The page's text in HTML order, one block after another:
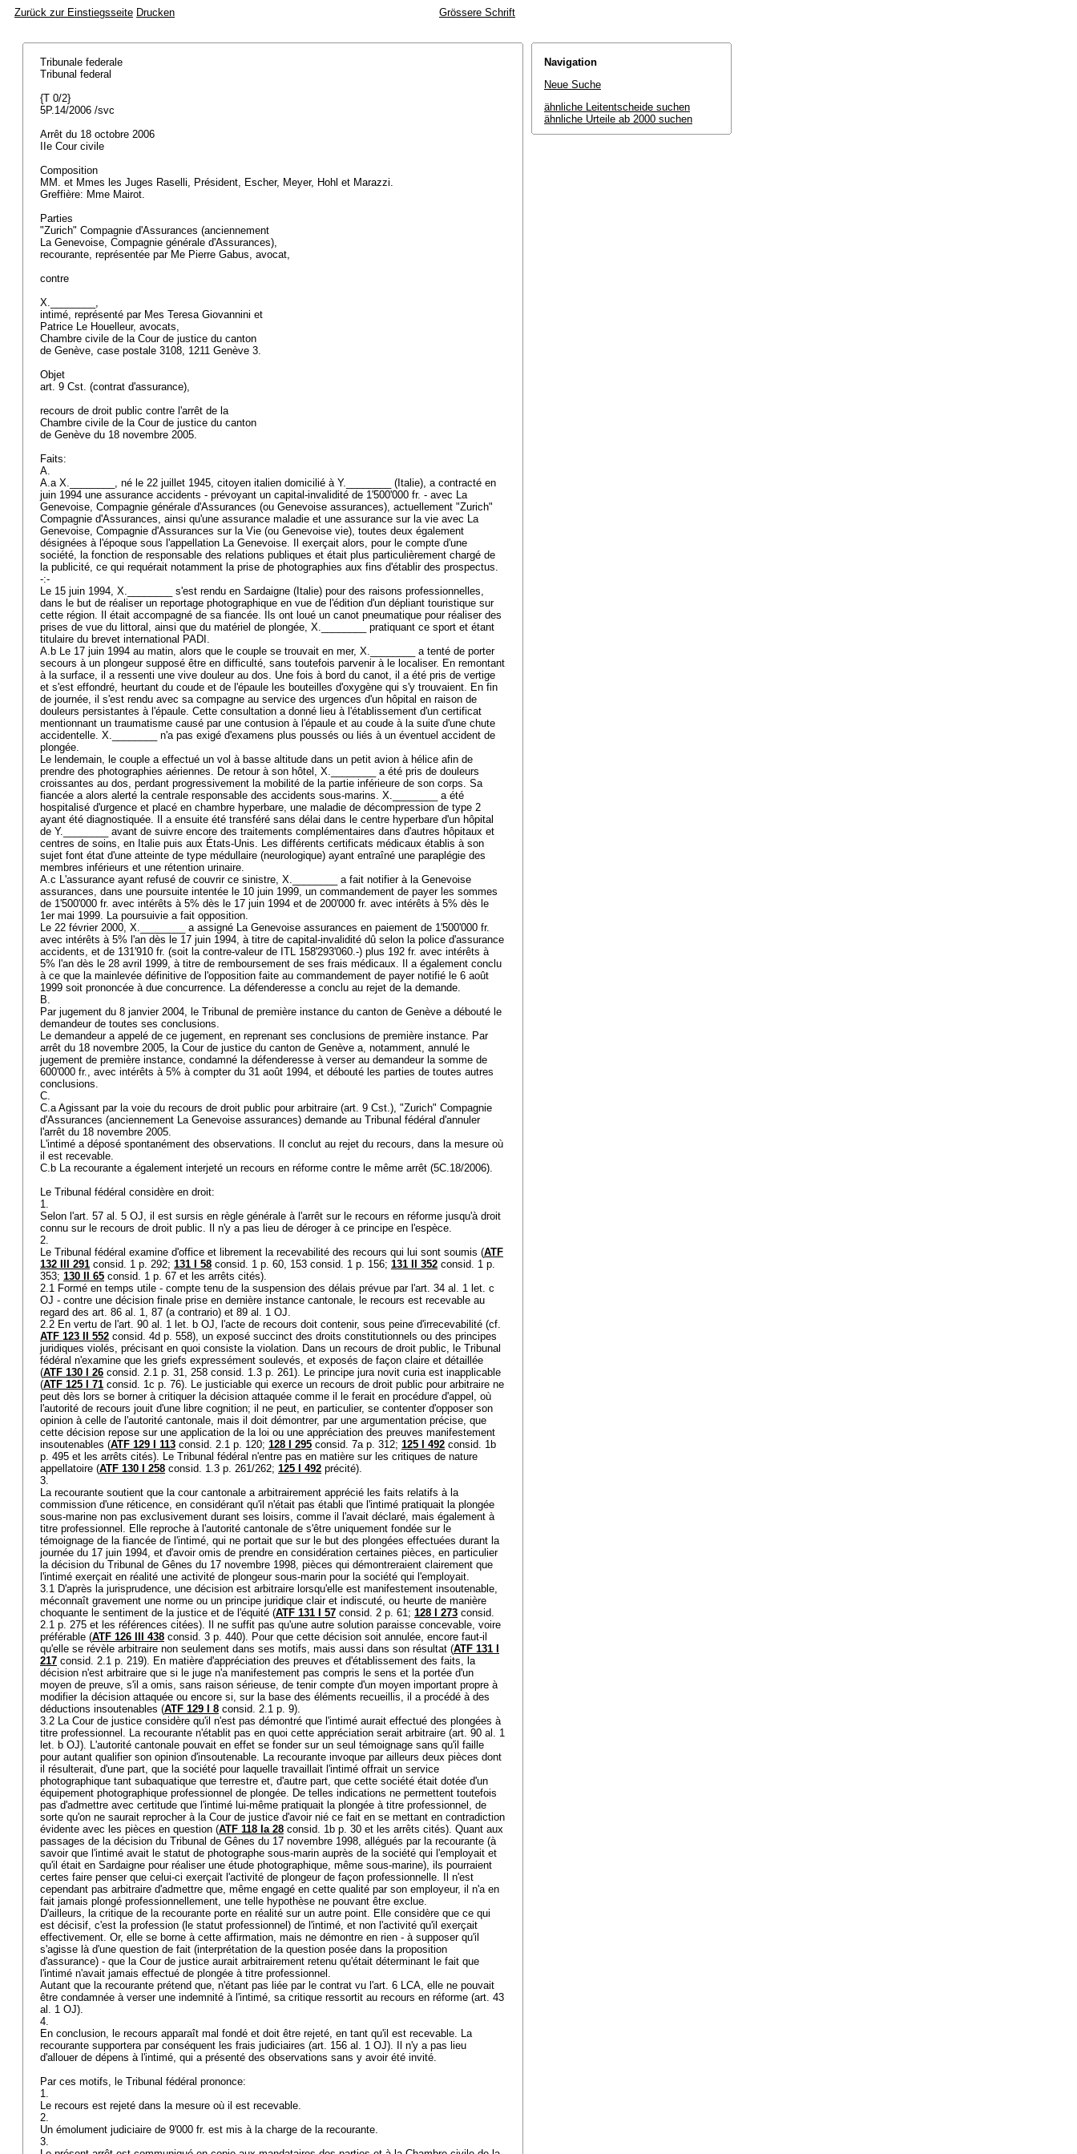
Zurück zur Einstiegsseite Drucken Grössere Schrift
Tribunale federale
Tribunal federal
{T 0/2}
5P.14/2006 /svc
Arrêt du 18 octobre 2006
IIe Cour civile
Composition
MM. et Mmes les Juges Raselli, Président, Escher, Meyer, Hohl et Marazzi.
Greffière: Mme Mairot.
Parties
"Zurich" Compagnie d'Assurances (anciennement
La Genevoise, Compagnie générale d'Assurances),
recourante, représentée par Me Pierre Gabus, avocat,
contre
X.________,
intimé, représenté par Mes Teresa Giovannini et
Patrice Le Houelleur, avocats,
Chambre civile de la Cour de justice du canton
de Genève, case postale 3108, 1211 Genève 3.
Objet
art. 9 Cst. (contrat d'assurance),
recours de droit public contre l'arrêt de la
Chambre civile de la Cour de justice du canton
de Genève du 18 novembre 2005.
Faits:
A.
A.a X.________, né le 22 juillet 1945, citoyen italien domicilié à Y.________ (Italie), a contracté en
juin 1994 une assurance accidents - prévoyant un capital-invalidité de 1'500'000 fr. - avec La
Genevoise, Compagnie générale d'Assurances (ou Genevoise assurances), actuellement "Zurich"
Compagnie d'Assurances, ainsi qu'une assurance maladie et une assurance sur la vie avec La
Genevoise, Compagnie d'Assurances sur la Vie (ou Genevoise vie), toutes deux également
désignées à l'époque sous l'appellation La Genevoise. Il exerçait alors, pour le compte d'une
société, la fonction de responsable des relations publiques et était plus particulièrement chargé de
la publicité, ce qui requérait notamment la prise de photographies aux fins d'établir des prospectus.
-:-
Le 15 juin 1994, X.________ s'est rendu en Sardaigne (Italie) pour des raisons professionnelles,
dans le but de réaliser un reportage photographique en vue de l'édition d'un dépliant touristique sur
cette région. Il était accompagné de sa fiancée. Ils ont loué un canot pneumatique pour réaliser des
prises de vue du littoral, ainsi que du matériel de plongée, X.________ pratiquant ce sport et étant
titulaire du brevet international PADI.
A.b Le 17 juin 1994 au matin, alors que le couple se trouvait en mer, X.________ a tenté de porter
secours à un plongeur supposé être en difficulté, sans toutefois parvenir à le localiser. En remontant
à la surface, il a ressenti une vive douleur au dos. Une fois à bord du canot, il a été pris de vertige
et s'est effondré, heurtant du coude et de l'épaule les bouteilles d'oxygène qui s'y trouvaient. En fin
de journée, il s'est rendu avec sa compagne au service des urgences d'un hôpital en raison de
douleurs persistantes à l'épaule. Cette consultation a donné lieu à l'établissement d'un certificat
mentionnant un traumatisme causé par une contusion à l'épaule et au coude à la suite d'une chute
accidentelle. X.________ n'a pas exigé d'examens plus poussés ou liés à un éventuel accident de
plongée.
Le lendemain, le couple a effectué un vol à basse altitude dans un petit avion à hélice afin de
prendre des photographies aériennes. De retour à son hôtel, X.________ a été pris de douleurs
croissantes au dos, perdant progressivement la mobilité de la partie inférieure de son corps. Sa
fiancée a alors alerté la centrale responsable des accidents sous-marins. X.________ a été
hospitalisé d'urgence et placé en chambre hyperbare, une maladie de décompression de type 2
ayant été diagnostiquée. Il a ensuite été transféré sans délai dans le centre hyperbare d'un hôpital
de Y.________ avant de suivre encore des traitements complémentaires dans d'autres hôpitaux et
centres de soins, en Italie puis aux États-Unis. Les différents certificats médicaux établis à son
sujet font état d'une atteinte de type médullaire (neurologique) ayant entraîné une paraplégie des
membres inférieurs et une rétention urinaire.
A.c L'assurance ayant refusé de couvrir ce sinistre, X.________ a fait notifier à la Genevoise
assurances, dans une poursuite intentée le 10 juin 1999, un commandement de payer les sommes
de 1'500'000 fr. avec intérêts à 5% dès le 17 juin 1994 et de 200'000 fr. avec intérêts à 5% dès le
1er mai 1999. La poursuivie a fait opposition.
Le 22 février 2000, X.________ a assigné La Genevoise assurances en paiement de 1'500'000 fr.
avec intérêts à 5% l'an dès le 17 juin 1994, à titre de capital-invalidité dû selon la police d'assurance
accidents, et de 131'910 fr. (soit la contre-valeur de ITL 158'293'060.-) plus 192 fr. avec intérêts à
5% l'an dès le 28 avril 1999, à titre de remboursement de ses frais médicaux. Il a également conclu
à ce que la mainlevée définitive de l'opposition faite au commandement de payer notifié le 6 août
1999 soit prononcée à due concurrence. La défenderesse a conclu au rejet de la demande.
B.
Par jugement du 8 janvier 2004, le Tribunal de première instance du canton de Genève a débouté le
demandeur de toutes ses conclusions.
Le demandeur a appelé de ce jugement, en reprenant ses conclusions de première instance. Par
arrêt du 18 novembre 2005, la Cour de justice du canton de Genève a, notamment, annulé le
jugement de première instance, condamné la défenderesse à verser au demandeur la somme de
600'000 fr., avec intérêts à 5% à compter du 31 août 1994, et débouté les parties de toutes autres
conclusions.
C.
C.a Agissant par la voie du recours de droit public pour arbitraire (art. 9 Cst.), "Zurich" Compagnie
d'Assurances (anciennement La Genevoise assurances) demande au Tribunal fédéral d'annuler
l'arrêt du 18 novembre 2005.
L'intimé a déposé spontanément des observations. Il conclut au rejet du recours, dans la mesure où
il est recevable.
C.b La recourante a également interjeté un recours en réforme contre le même arrêt (5C.18/2006).
Le Tribunal fédéral considère en droit:
1.
Selon l'art. 57 al. 5 OJ, il est sursis en règle générale à l'arrêt sur le recours en réforme jusqu'à droit
connu sur le recours de droit public. Il n'y a pas lieu de déroger à ce principe en l'espèce.
2.
Le Tribunal fédéral examine d'office et librement la recevabilité des recours qui lui sont soumis (ATF
132 III 291 consid. 1 p. 292; 131 I 58 consid. 1 p. 60, 153 consid. 1 p. 156; 131 II 352 consid. 1 p.
353; 130 II 65 consid. 1 p. 67 et les arrêts cités).
2.1 Formé en temps utile - compte tenu de la suspension des délais prévue par l'art. 34 al. 1 let. c
OJ - contre une décision finale prise en dernière instance cantonale, le recours est recevable au
regard des art. 86 al. 1, 87 (a contrario) et 89 al. 1 OJ.
2.2 En vertu de l'art. 90 al. 1 let. b OJ, l'acte de recours doit contenir, sous peine d'irrecevabilité (cf.
ATF 123 II 552 consid. 4d p. 558), un exposé succinct des droits constitutionnels ou des principes
juridiques violés, précisant en quoi consiste la violation. Dans un recours de droit public, le Tribunal
fédéral n'examine que les griefs expressément soulevés, et exposés de façon claire et détaillée
(ATF 130 I 26 consid. 2.1 p. 31, 258 consid. 1.3 p. 261). Le principe jura novit curia est inapplicable
(ATF 125 I 71 consid. 1c p. 76). Le justiciable qui exerce un recours de droit public pour arbitraire ne
peut dès lors se borner à critiquer la décision attaquée comme il le ferait en procédure d'appel, où
l'autorité de recours jouit d'une libre cognition; il ne peut, en particulier, se contenter d'opposer son
opinion à celle de l'autorité cantonale, mais il doit démontrer, par une argumentation précise, que
cette décision repose sur une application de la loi ou une appréciation des preuves manifestement
insoutenables (ATF 129 I 113 consid. 2.1 p. 120; 128 I 295 consid. 7a p. 312; 125 I 492 consid. 1b
p. 495 et les arrêts cités). Le Tribunal fédéral n'entre pas en matière sur les critiques de nature
appellatoire (ATF 130 I 258 consid. 1.3 p. 261/262; 125 I 492 précité).
3.
La recourante soutient que la cour cantonale a arbitrairement apprécié les faits relatifs à la
commission d'une réticence, en considérant qu'il n'était pas établi que l'intimé pratiquait la plongée
sous-marine non pas exclusivement durant ses loisirs, comme il l'avait déclaré, mais également à
titre professionnel. Elle reproche à l'autorité cantonale de s'être uniquement fondée sur le
témoignage de la fiancée de l'intimé, qui ne portait que sur le but des plongées effectuées durant la
journée du 17 juin 1994, et d'avoir omis de prendre en considération certaines pièces, en particulier
la décision du Tribunal de Gênes du 17 novembre 1998, pièces qui démontreraient clairement que
l'intimé exerçait en réalité une activité de plongeur sous-marin pour la société qui l'employait.
3.1 D'après la jurisprudence, une décision est arbitraire lorsqu'elle est manifestement insoutenable,
méconnaît gravement une norme ou un principe juridique clair et indiscuté, ou heurte de manière
choquante le sentiment de la justice et de l'équité (ATF 131 I 57 consid. 2 p. 61; 128 I 273 consid.
2.1 p. 275 et les références citées). Il ne suffit pas qu'une autre solution paraisse concevable, voire
préférable (ATF 126 III 438 consid. 3 p. 440). Pour que cette décision soit annulée, encore faut-il
qu'elle se révèle arbitraire non seulement dans ses motifs, mais aussi dans son résultat (ATF 131 I
217 consid. 2.1 p. 219). En matière d'appréciation des preuves et d'établissement des faits, la
décision n'est arbitraire que si le juge n'a manifestement pas compris le sens et la portée d'un
moyen de preuve, s'il a omis, sans raison sérieuse, de tenir compte d'un moyen important propre à
modifier la décision attaquée ou encore si, sur la base des éléments recueillis, il a procédé à des
déductions insoutenables (ATF 129 I 8 consid. 2.1 p. 9).
3.2 La Cour de justice considère qu'il n'est pas démontré que l'intimé aurait effectué des plongées à
titre professionnel. La recourante n'établit pas en quoi cette appréciation serait arbitraire (art. 90 al. 1
let. b OJ). L'autorité cantonale pouvait en effet se fonder sur un seul témoignage sans qu'il faille
pour autant qualifier son opinion d'insoutenable. La recourante invoque par ailleurs deux pièces dont
il résulterait, d'une part, que la société pour laquelle travaillait l'intimé offrait un service
photographique tant subaquatique que terrestre et, d'autre part, que cette société était dotée d'un
équipement photographique professionnel de plongée. De telles indications ne permettent toutefois
pas d'admettre avec certitude que l'intimé lui-même pratiquait la plongée à titre professionnel, de
sorte qu'on ne saurait reprocher à la Cour de justice d'avoir nié ce fait en se mettant en contradiction
évidente avec les pièces en question (ATF 118 Ia 28 consid. 1b p. 30 et les arrêts cités). Quant aux
passages de la décision du Tribunal de Gênes du 17 novembre 1998, allégués par la recourante (à
savoir que l'intimé avait le statut de photographe sous-marin auprès de la société qui l'employait et
qu'il était en Sardaigne pour réaliser une étude photographique, même sous-marine), ils pourraient
certes faire penser que celui-ci exerçait l'activité de plongeur de façon professionnelle. Il n'est
cependant pas arbitraire d'admettre que, même engagé en cette qualité par son employeur, il n'a en
fait jamais plongé professionnellement, une telle hypothèse ne pouvant être exclue.
D'ailleurs, la critique de la recourante porte en réalité sur un autre point. Elle considère que ce qui
est décisif, c'est la profession (le statut professionnel) de l'intimé, et non l'activité qu'il exerçait
effectivement. Or, elle se borne à cette affirmation, mais ne démontre en rien - à supposer qu'il
s'agisse là d'une question de fait (interprétation de la question posée dans la proposition
d'assurance) - que la Cour de justice aurait arbitrairement retenu qu'était déterminant le fait que
l'intimé n'avait jamais effectué de plongée à titre professionnel.
Autant que la recourante prétend que, n'étant pas liée par le contrat vu l'art. 6 LCA, elle ne pouvait
être condamnée à verser une indemnité à l'intimé, sa critique ressortit au recours en réforme (art. 43
al. 1 OJ).
4.
En conclusion, le recours apparaît mal fondé et doit être rejeté, en tant qu'il est recevable. La
recourante supportera par conséquent les frais judiciaires (art. 156 al. 1 OJ). Il n'y a pas lieu
d'allouer de dépens à l'intimé, qui a présenté des observations sans y avoir été invité.
Par ces motifs, le Tribunal fédéral prononce:
1.
Le recours est rejeté dans la mesure où il est recevable.
2.
Un émolument judiciaire de 9'000 fr. est mis à la charge de la recourante.
3.
Navigation
Neue Suche
ähnliche Leitentscheide suchen
ähnliche Urteile ab 2000 suchen